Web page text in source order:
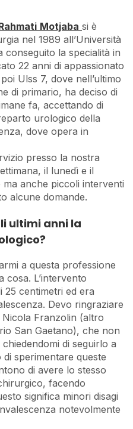
Motjaba si è
nel 1989 all’Università
conseguito la specialità in
22 anni di appassionato
Ulss 7, dove nell’ultimo
di primario, ha deciso di
fa, accettando di
urologico della
dove opera in
presso la nostra
il lunedì e il
anche piccoli interventi
alcune domande.
ultimi anni la
a questa professione
cosa. L’intervento
25 centimetri ed era
Devo ringraziare
Franzolin (altro
San Gaetano), che non
di seguirlo a
sperimentare queste
di avere lo stesso
facendo
significa minori disagi
notevolmente